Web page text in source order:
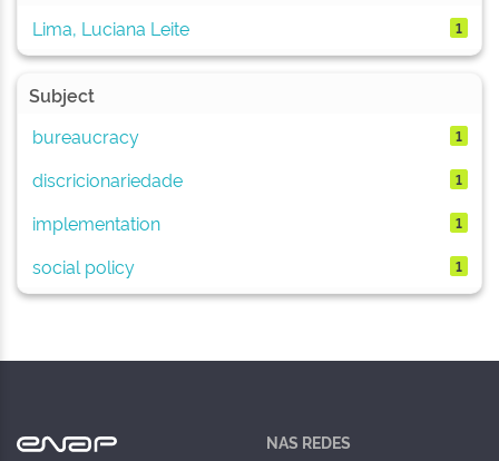
Lima, Luciana Leite
1
Subject
bureaucracy
1
discricionariedade 1
implementation 1
social policy 1
NAS REDES